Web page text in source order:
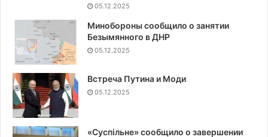
05.12.2025
Минобороны сообщило о занятии
Безымянного в ДНР
05.12.2025
Встреча Путина и Моди
05.12.2025
«Суспiльне» сообщило о завершении